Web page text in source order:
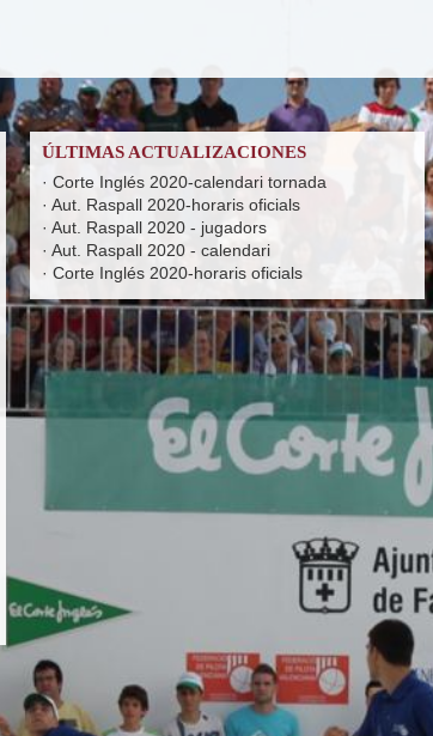
ÚLTIMAS ACTUALIZACIONES
· Corte Inglés 2020-calendari tornada
· Aut. Raspall 2020-horaris oficials
· Aut. Raspall 2020 - jugadors
· Aut. Raspall 2020 - calendari
· Corte Inglés 2020-horaris oficials